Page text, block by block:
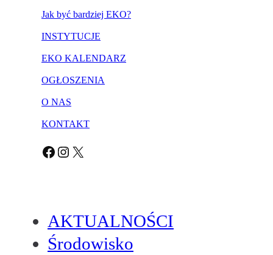
Jak być bardziej EKO?
INSTYTUCJE
EKO KALENDARZ
OGŁOSZENIA
O NAS
KONTAKT
Facebook Instagram X
AKTUALNOŚCI
Środowisko